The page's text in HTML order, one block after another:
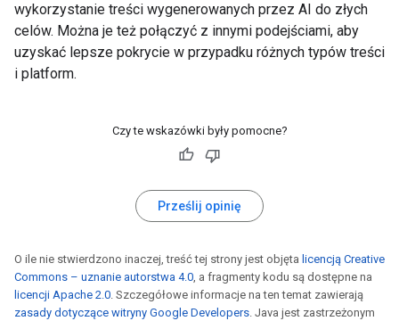
wykorzystanie treści wygenerowanych przez AI do złych
celów. Można je też połączyć z innymi podejściami, aby
uzyskać lepsze pokrycie w przypadku różnych typów treści
i platform.
Czy te wskazówki były pomocne?
Prześlij opinię
O ile nie stwierdzono inaczej, treść tej strony jest objęta licencją Creative
Commons – uznanie autorstwa 4.0, a fragmenty kodu są dostępne na
licencji Apache 2.0. Szczegółowe informacje na ten temat zawierają
zasady dotyczące witryny Google Developers. Java jest zastrzeżonym